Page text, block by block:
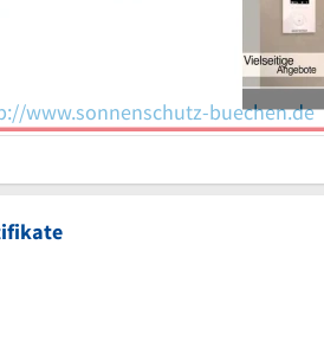
www.sonnenschutz-buechen.de